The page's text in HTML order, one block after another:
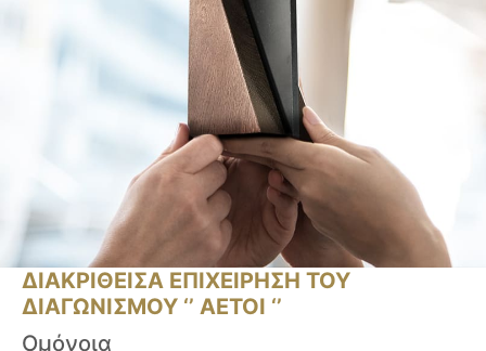
ΔΙΑΚΡΙΘΕΙΣΑ ΕΠΙΧΕΙΡΗΣΗ ΤΟΥ
ΔΙΑΓΩΝΙΣΜΟΥ ‘’ ΑΕΤΟΙ ‘’
Ομόνοια